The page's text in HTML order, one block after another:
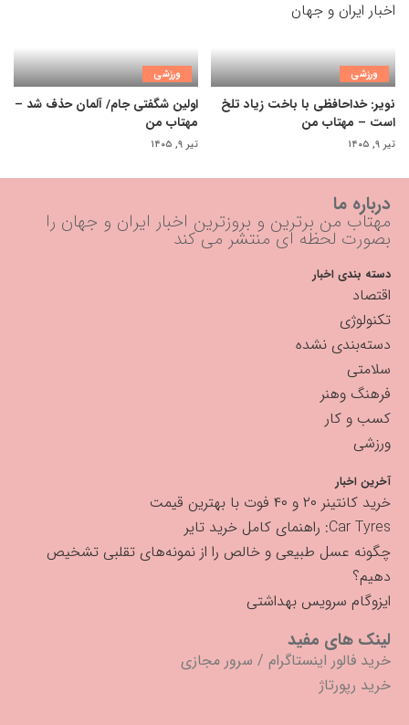
ورزشی
نویر: خداحافظی با باخت زیاد تلخ
است – مهتاب من
تیر ۹, ۱۴۰۵
ورزشی
اولین شگفتی جام/ آلمان حذف شد –
مهتاب من
تیر ۹, ۱۴۰۵
درباره ما
مهتاب من برترین و بروزترین اخبار ایران و جهان را
بصورت لحظه ای منتشر می کند
دسته بندی اخبار
اقتصاد
تکنولوژی
دسته‌بندی نشده
سلامتی
فرهنگ وهنر
کسب و کار
ورزشی
آخرین اخبار
خرید کانتینر ۲۰ و ۴۰ فوت با بهترین قیمت
Car Tyres: راهنمای کامل خرید تایر
چگونه عسل طبیعی و خالص را از نمونه‌های تقلبی تشخیص
دهیم؟
ایزوگام سرویس بهداشتی
لینک های مفید
خرید فالور اینستاگرام / سرور مجازی
خرید رپورتاژ